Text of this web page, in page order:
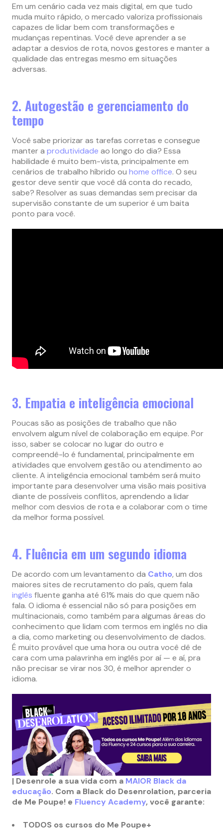
Em um cenário cada vez mais digital, em que tudo
muda muito rápido, o mercado valoriza profissionais
capazes de lidar bem com transformações e
mudanças repentinas. Você deve aprender a se
adaptar a desvios de rota, novos gestores e manter a
qualidade das entregas mesmo em situações
adversas.
2. Autogestão e gerenciamento do
tempo
Você sabe priorizar as tarefas corretas e consegue
manter a produtividade ao longo do dia? Essa
habilidade é muito bem-vista, principalmente em
cenários de trabalho híbrido ou home office. O seu
gestor deve sentir que você dá conta do recado,
sabe? Resolver as suas demandas sem precisar da
supervisão constante de um superior é um baita
ponto para você.
3. Empatia e inteligência emocional
Poucas são as posições de trabalho que não
envolvem algum nível de colaboração em equipe. Por
isso, saber se colocar no lugar do outro e
compreendê-lo é fundamental, principalmente em
atividades que envolvem gestão ou atendimento ao
cliente. A inteligência emocional também será muito
importante para desenvolver uma visão mais positiva
diante de possíveis conflitos, aprendendo a lidar
melhor com desvios de rota e a colaborar com o time
da melhor forma possível.
4. Fluência em um segundo idioma
De acordo com um levantamento da Catho, um dos
maiores sites de recrutamento do país, quem fala
inglês fluente ganha até 61% mais do que quem não
fala. O idioma é essencial não só para posições em
multinacionais, como também para algumas áreas do
conhecimento que lidam com termos em inglês no dia
a dia, como marketing ou desenvolvimento de dados.
É muito provável que uma hora ou outra você dê de
cara com uma palavrinha em inglês por aí — e aí, pra
não precisar se virar nos 30, é melhor aprender o
idioma.
| Desenrole a sua vida com a MAIOR Black da
educação. Com a Black do Desenrolation, parceria
de Me Poupe! e Fluency Academy, você garante:
TODOS os cursos do Me Poupe+